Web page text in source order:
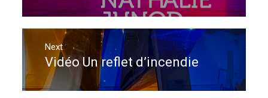
Next
Next
post:
Vidéo Un reflet d’incendie